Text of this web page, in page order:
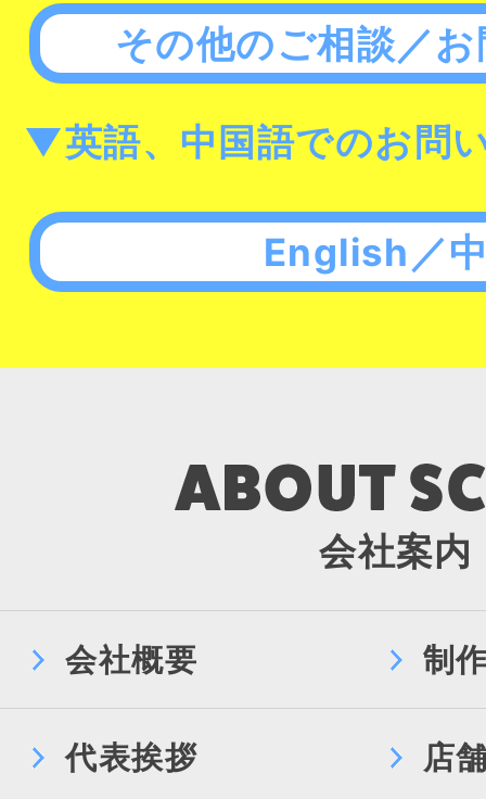
その他のご相談／
▼英語、中国語でのお問
English／
会社案内
会社概要 制
代表挨拶 店